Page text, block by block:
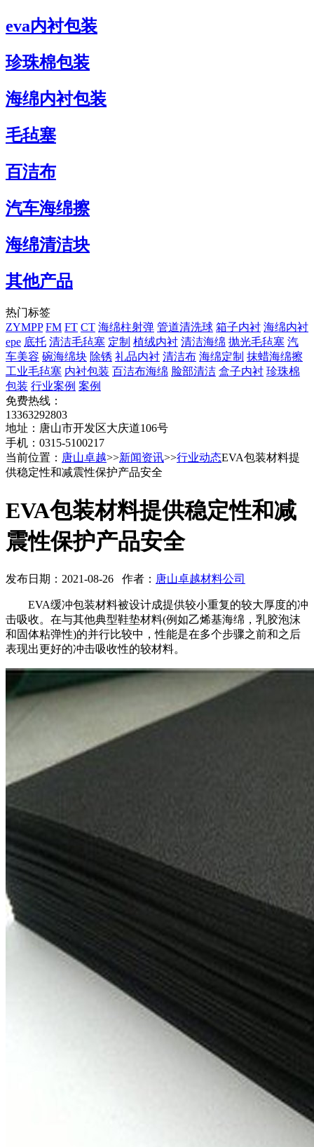
eva内衬包装
珍珠棉包装
海绵内衬包装
毛毡塞
百洁布
汽车海绵擦
海绵清洁块
其他产品
热门标签
ZYMPP FM FT CT 海绵柱射弹 管道清洗球 箱子内衬 海绵内衬
epe 底托 清洁毛毡塞 定制 植绒内衬 清洁海绵 抛光毛毡塞 汽
车美容 碗海绵块 除锈 礼品内衬 清洁布 海绵定制 抹蜡海绵擦
工业毛毡塞 内衬包装 百洁布海绵 脸部清洁 盒子内衬 珍珠棉
包装 行业案例 案例
免费热线：
13363292803
地址：唐山市开发区大庆道106号
手机：0315-5100217
当前位置： 唐山卓越>>新闻资讯>>行业动态EVA包装材料提
供稳定性和减震性保护产品安全
EVA包装材料提供稳定性和减
震性保护产品安全
发布日期：2021-08-26 作者： 唐山卓越材料公司
EVA缓冲包装材料被设计成提供较小重复的较大厚度的冲
击吸收。在与其他典型鞋垫材料(例如乙烯基海绵，乳胶泡沫
和固体粘弹性)的并行比较中，性能是在多个步骤之前和之后
表现出更好的冲击吸收性的较材料。